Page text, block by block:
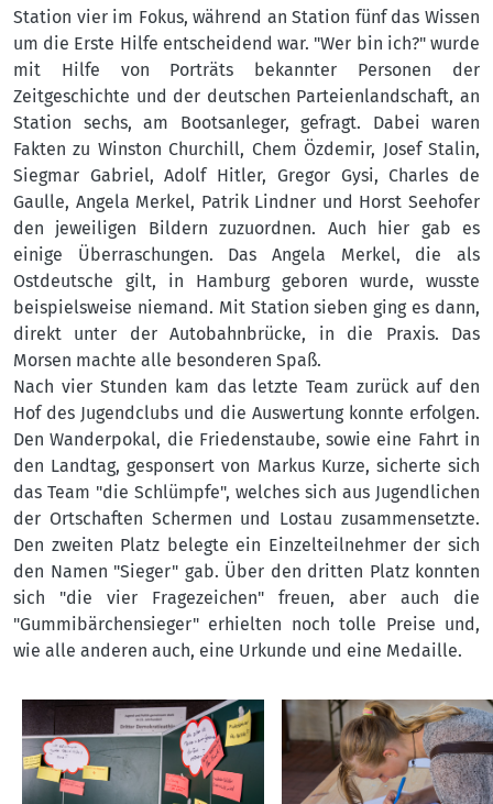
Station vier im Fokus, während an Station fünf das Wissen
um die Erste Hilfe entscheidend war. "Wer bin ich?" wurde
mit Hilfe von Porträts bekannter Personen der
Zeitgeschichte und der deutschen Parteienlandschaft, an
Station sechs, am Bootsanleger, gefragt. Dabei waren
Fakten zu Winston Churchill, Chem Özdemir, Josef Stalin,
Siegmar Gabriel, Adolf Hitler, Gregor Gysi, Charles de
Gaulle, Angela Merkel, Patrik Lindner und Horst Seehofer
den jeweiligen Bildern zuzuordnen. Auch hier gab es
einige Überraschungen. Das Angela Merkel, die als
Ostdeutsche gilt, in Hamburg geboren wurde, wusste
beispielsweise niemand. Mit Station sieben ging es dann,
direkt unter der Autobahnbrücke, in die Praxis. Das
Morsen machte alle besonderen Spaß.
Nach vier Stunden kam das letzte Team zurück auf den
Hof des Jugendclubs und die Auswertung konnte erfolgen.
Den Wanderpokal, die Friedenstaube, sowie eine Fahrt in
den Landtag, gesponsert von Markus Kurze, sicherte sich
das Team "die Schlümpfe", welches sich aus Jugendlichen
der Ortschaften Schermen und Lostau zusammensetzte.
Den zweiten Platz belegte ein Einzelteilnehmer der sich
den Namen "Sieger" gab. Über den dritten Platz konnten
sich "die vier Fragezeichen" freuen, aber auch die
"Gummibärchensieger" erhielten noch tolle Preise und,
wie alle anderen auch, eine Urkunde und eine Medaille.